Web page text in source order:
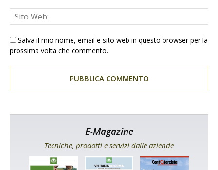
Salva il mio nome, email e sito web in questo browser per la
prossima volta che commento.
E-Magazine
Tecniche, prodotti e servizi dalle aziende